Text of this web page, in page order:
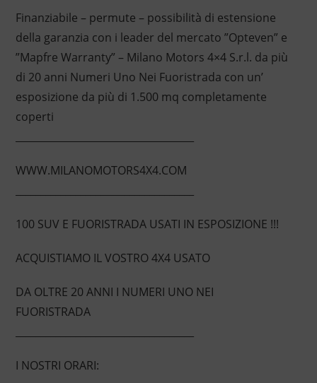
Finanziabile – permute – possibilità di estensione
della garanzia con i leader del mercato ”Opteven” e
”Mapfre Warranty” – Milano Motors 4×4 S.r.l. da più
di 20 anni Numeri Uno Nei Fuoristrada con un’
esposizione da più di 1.500 mq completamente
coperti
WWW.MILANOMOTORS4X4.COM
100 SUV E FUORISTRADA USATI IN ESPOSIZIONE !!!
ACQUISTIAMO IL VOSTRO 4X4 USATO
DA OLTRE 20 ANNI I NUMERI UNO NEI
FUORISTRADA
I NOSTRI ORARI: